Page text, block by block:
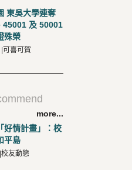
東吳大學連奪
45001 及 50001
殊榮
可喜可賀
more...
好情計畫」：校
平島
友動態